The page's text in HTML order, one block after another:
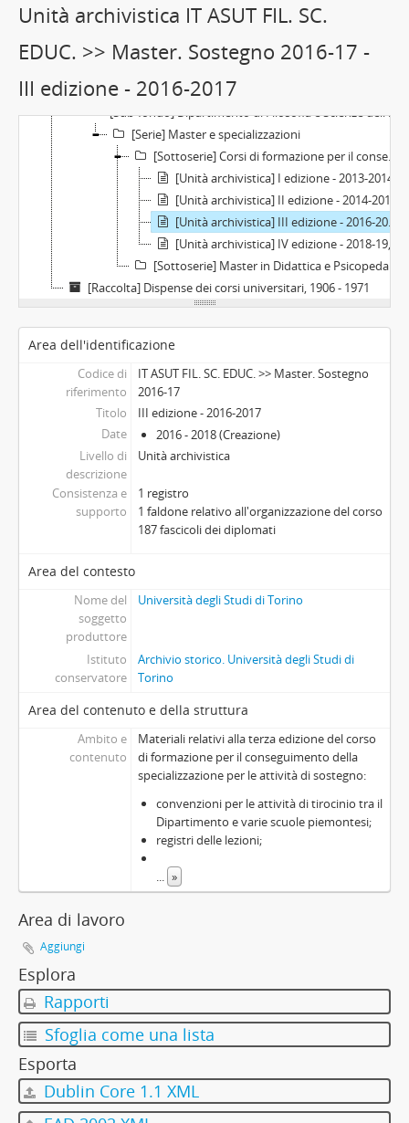
Unità archivistica IT ASUT FIL. SC.
EDUC. >> Master. Sostegno 2016-17 -
III edizione - 2016-2017
[Sub-fondo] Facoltà di Medicina e chirurgia, 1984 -01-01
[Sub-fondo] Facoltà di Medicina veterinaria, 1984-01-01
[Sub-fondo] Facoltà di Scienze matematiche, fisiche e naturali, 1984-01-01 -
[Sub-fondo] Facoltà di Scienze Politiche
[Sub-fondo] Dipartimento di Filosofia e Scienze dell'educazione
[Serie] Master e specializzazioni
[Sottoserie] Corsi di formazione per il conseguimento della specializzazione per le attività di sostegno, 2013 - 2018
[Unità archivistica] I edizione - 2013-2014, 2013 - 2015
[Unità archivistica] II edizione - 2014-2015, 2014 - 2016
[Unità archivistica] III edizione - 2016-2017, 2016 - 2018
[Unità archivistica] IV edizione - 2018-19, 2017
[Sottoserie] Master in Didattica e Psicopedagogia degli alunni con disturbi dello spettro autistico, 2016 - 2017
[Raccolta] Dispense dei corsi universitari, 1906 - 1971
Area dell'identificazione
Codice di
riferimento
IT ASUT FIL. SC. EDUC. >> Master. Sostegno
2016-17
Titolo
III edizione - 2016-2017
Date
2016 - 2018 (Creazione)
Livello di
descrizione
Unità archivistica
Consistenza e
supporto
1 registro
1 faldone relativo all'organizzazione del corso
187 fascicoli dei diplomati
Area del contesto
Nome del
soggetto
produttore
Università degli Studi di Torino
Istituto
conservatore
Archivio storico. Università degli Studi di
Torino
Area del contenuto e della struttura
Ambito e
contenuto
Materiali relativi alla terza edizione del corso
di formazione per il conseguimento della
specializzazione per le attività di sostegno:
convenzioni per le attività di tirocinio tra il
Dipartimento e varie scuole piemontesi;
registri delle lezioni;
... »
Area di lavoro
Aggiungi
Esplora
Rapporti
Sfoglia come una lista
Esporta
Dublin Core 1.1 XML